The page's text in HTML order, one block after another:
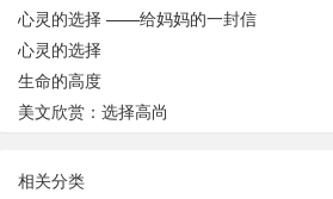
心灵的选择 ——给妈妈的一封信
心灵的选择
生命的高度
美文欣赏：选择高尚
相关分类